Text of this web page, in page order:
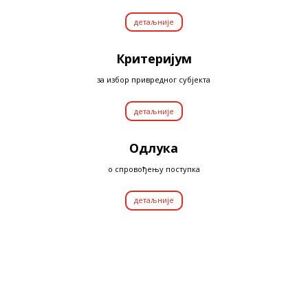
детаљније
Критеријум
за избор привредног субјекта
детаљније
Одлука
о спровођењу поступка
детаљније